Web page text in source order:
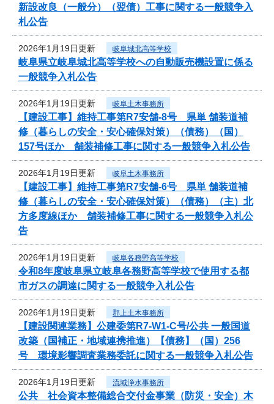
新設改良（一般分）（翌債）工事に関する一般競争入
札公告
2026年1月19日更新 岐阜城北高等学校
岐阜県立岐阜城北高等学校への自動販売機設置に係る
一般競争入札公告
2026年1月19日更新 岐阜土木事務所
【建設工事】維持工事第R7安舗-8号 県単 舗装道補
修（暮らしの安全・安心確保対策）（債務）（国）
157号ほか 舗装補修工事に関する一般競争入札公告
2026年1月19日更新 岐阜土木事務所
【建設工事】維持工事第R7安舗-6号 県単 舗装道補
修（暮らしの安全・安心確保対策）（債務）（主）北
方多度線ほか 舗装補修工事に関する一般競争入札公
告
2026年1月19日更新 岐阜各務野高等学校
令和8年度岐阜県立岐阜各務野高等学校で使用する都
市ガスの調達に関する一般競争入札公告
2026年1月19日更新 郡上土木事務所
【建設関連業務】公建委第R7-W1-C号/公共 一般国道
改築（国補正・地域連携推進）【債務】（国）256
号 環境影響調査業務委託に関する一般競争入札公告
2026年1月19日更新 流域浄水事務所
公共 社会資本整備総合交付金事業（防災・安全）木